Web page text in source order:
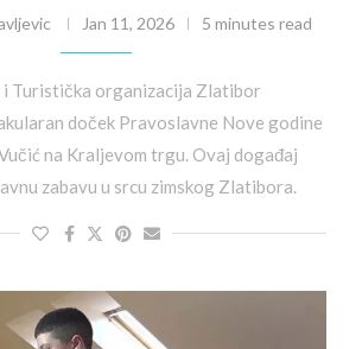
Jan 11, 2026 5 minutes read
Turistička organizacija Zlatibor
doček Pravoslavne Nove godine
na Kraljevom trgu. Ovaj događaj
zabavu u srcu zimskog Zlatibora.